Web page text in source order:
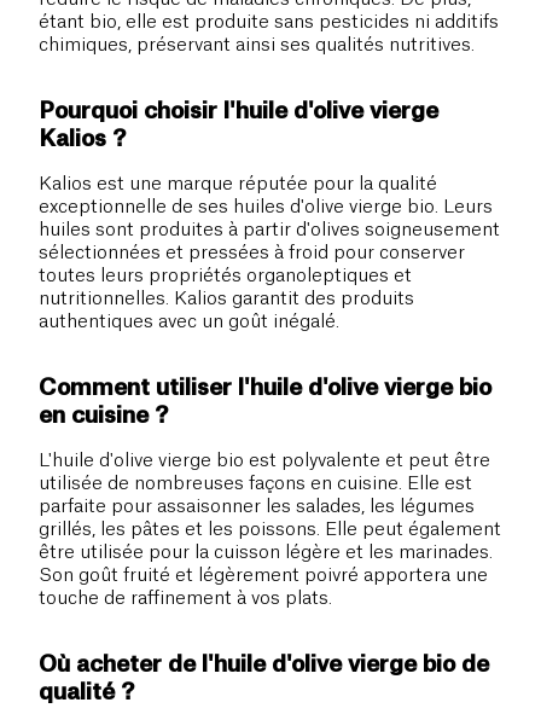
étant bio, elle est produite sans pesticides ni additifs
chimiques, préservant ainsi ses qualités nutritives.
Pourquoi choisir l'huile d'olive vierge
Kalios ?
Kalios est une marque réputée pour la qualité
exceptionnelle de ses huiles d'olive vierge bio. Leurs
huiles sont produites à partir d'olives soigneusement
sélectionnées et pressées à froid pour conserver
toutes leurs propriétés organoleptiques et
nutritionnelles. Kalios garantit des produits
authentiques avec un goût inégalé.
Comment utiliser l'huile d'olive vierge bio
en cuisine ?
L'huile d'olive vierge bio est polyvalente et peut être
utilisée de nombreuses façons en cuisine. Elle est
parfaite pour assaisonner les salades, les légumes
grillés, les pâtes et les poissons. Elle peut également
être utilisée pour la cuisson légère et les marinades.
Son goût fruité et légèrement poivré apportera une
touche de raffinement à vos plats.
Où acheter de l'huile d'olive vierge bio de
qualité ?